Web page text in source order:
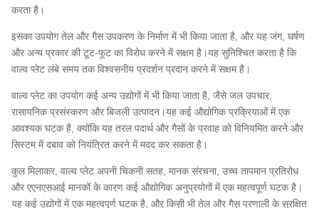
करता है।
इसका उपयोग तेल और गैस उपकरण के निर्माण में भी किया जाता है, और यह जंग, घर्षण
और अन्य प्रकार की टूट-फूट का विरोध करने में सक्षम है।यह सुनिश्चित करता है कि
वाल्व प्लेट लंबे समय तक विश्वसनीय प्रदर्शन प्रदान करने में सक्षम है।
वाल्व प्लेट का उपयोग कई अन्य उद्योगों में भी किया जाता है, जैसे जल उपचार,
रासायनिक प्रसंस्करण और बिजली उत्पादन।यह कई औद्योगिक प्रक्रियाओं में एक
आवश्यक घटक है, क्योंकि यह तरल पदार्थ और गैसों के प्रवाह को विनियमित करने और
सिस्टम में दबाव को नियंत्रित करने में मदद कर सकता है।
कुल मिलाकर, वाल्व प्लेट अपनी चिकनी सतह, मानक संरचना, उच्च तापमान प्रतिरोध
और एएनएसआई मानकों के कारण कई औद्योगिक अनुप्रयोगों में एक महत्वपूर्ण घटक है।
यह कई उद्योगों में एक महत्वपूर्ण घटक है, और किसी भी तेल और गैस प्रणाली के सुरक्षित